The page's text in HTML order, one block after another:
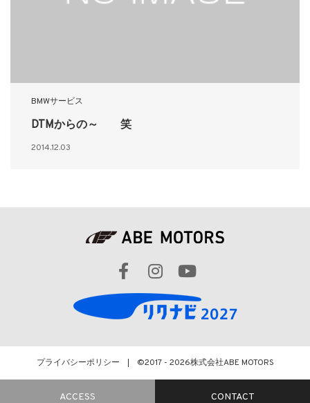
BMWサービス
DTMからの～ 笑
2014.12.03
プライバシーポリシー ©2017 - 2026株式会社ABE MOTORS
ACCESS CONTACT